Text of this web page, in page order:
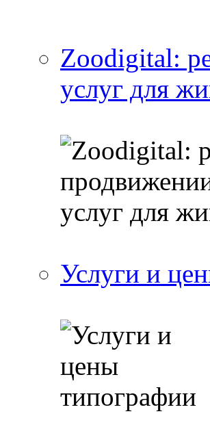
Zoodigital:
услуг для
Услуги и